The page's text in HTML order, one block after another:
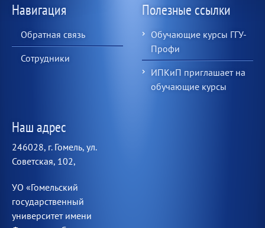
Навигация
Обратная связь
Сотрудники
Полезные ссылки
Обучающие курсы ГГУ-
Профи
ИПКиП приглашает на
обучающие курсы
Наш адрес
246028, г. Гомель, ул.
Советская, 102,
УО «Гомельский
государственный
университет имени